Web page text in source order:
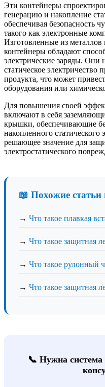
Эти контейнеры
генерацию и накопление
обеспечивая безопасность
такого как электронные
Изготовленные из
контейнеры обладают
электрические заряды. Они
статическое электричество
продукта, что может
оборудования или
Для повышения своей
включают в себя
крышки, обеспечивающие
накопленного
решающее значение для
электростатического
📖 Похожие статьи
→ Что такое плавкая
→ Что такое защитная
→ Что такое рулонный
→ Что такое защитная
📞 Нужна система